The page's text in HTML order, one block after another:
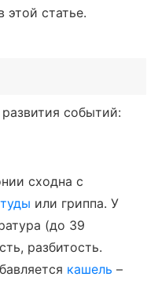
статье.
событий:
сходна с
или гриппа. У
(до 39
разбитость.
кашель –